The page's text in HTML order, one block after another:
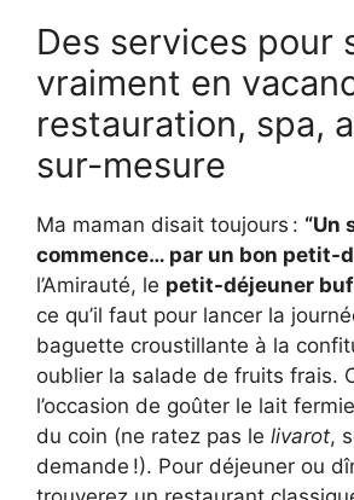
Des services pour
vraiment en
restauration, spa,
sur-mesure
Ma maman disait toujours : “Un
commence… par un bon petit-
l’Amirauté, le petit-déjeuner
ce qu’il faut pour lancer la
baguette croustillante à la
oublier la salade de fruits frais.
l’occasion de goûter le lait
du coin (ne ratez pas le livarot,
demande !). Pour déjeuner ou